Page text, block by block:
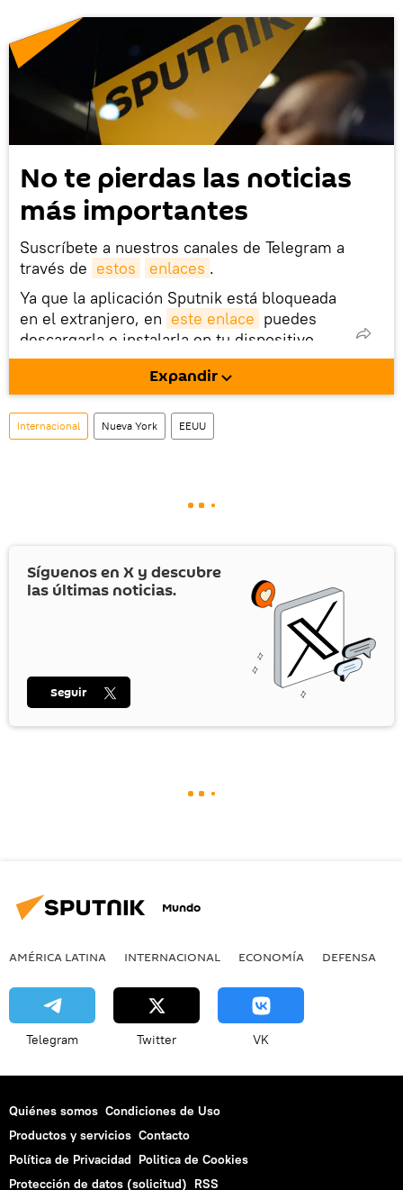
No te pierdas las noticias
más importantes
Suscríbete a nuestros canales de Telegram a
través de estos enlaces .
Ya que la aplicación Sputnik está bloqueada
en el extranjero, en este enlace puedes
descargarla e instalarla en tu dispositivo
móvil (¡solo para Android!).
También tenemos una cuenta en la red
social rusa VK .
Expandir
Internacional Nueva York EEUU
Síguenos en X y descubre
las últimas noticias.
Seguir
Mundo
AMÉRICA LATINA INTERNACIONAL ECONOMÍA DEFENSA
Telegram Twitter VK
Quiénes somos Condiciones de Uso
Productos y servicios Contacto
Política de Privacidad Politica de Cookies
Protección de datos (solicitud) RSS